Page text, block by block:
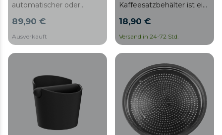
automatischer oder
einer Kapazität von 100-
150gr.
89,90 €
Ausverkauft
Kaffeesatzbehälter ist ein
für jeden Barista oder
Kaffeeliebhaber. Seine
Funktionalität und sein
einem unverzichtbaren
Zubehör, um das
Kaffeeerlebnis zu
verbessern. Maße
15x13x15cm.
Fassungsvermögen für
Kaffeesatz: 1.2L.
18,90 €
Versand in 24-72 Std.